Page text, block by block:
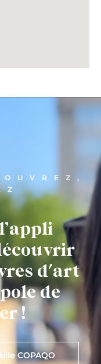
d'art
de
!
COPAQO